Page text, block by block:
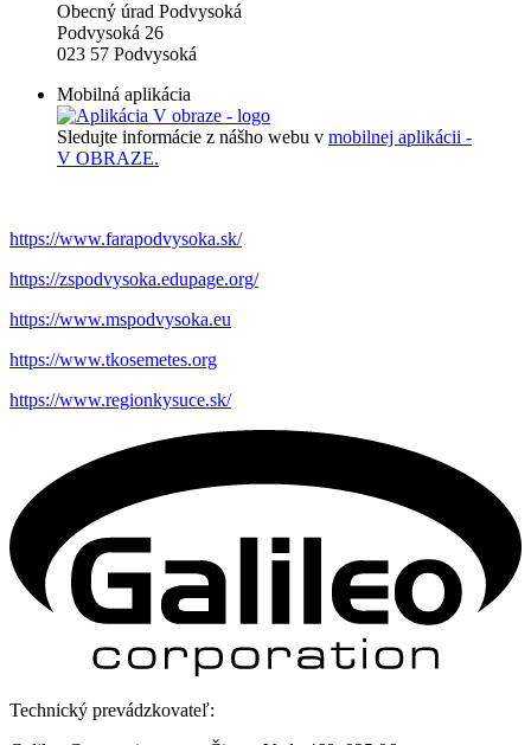
Obecný úrad Podvysoká
Podvysoká 26
023 57 Podvysoká
Mobilná aplikácia
Sledujte informácie z nášho webu v mobilnej aplikácii -
V OBRAZE.
https://www.farapodvysoka.sk/
https://zspodvysoka.edupage.org/
https://www.mspodvysoka.eu
https://www.tkosemetes.org
https://www.regionkysuce.sk/
Technický prevádzkovateľ: